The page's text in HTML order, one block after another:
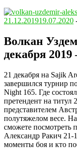
21.12.201919.07.2020
Волкан
декабря
21 декабря на Sajik
завершился турнир
Night 165. Где
претендент на титул
представителем
полутяжелом весе. На
сможете посмотреть
Александр Ракич 21-
моменты боя и кто